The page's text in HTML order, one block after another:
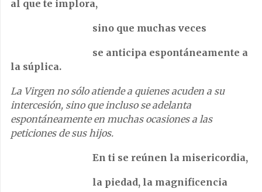
al que te implora,
sino que muchas veces
se anticipa espontáneamente a
la súplica.
La Virgen no sólo atiende a quienes acuden a su
intercesión, sino que incluso se adelanta
espontáneamente en muchas ocasiones a las
peticiones de sus hijos.
En ti se reúnen la misericordia,
la piedad, la magnificencia